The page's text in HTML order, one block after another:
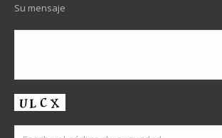
Su mensaje